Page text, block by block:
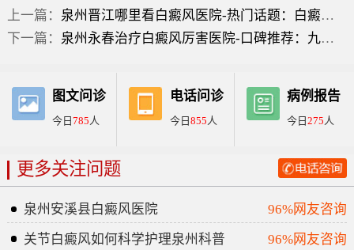
上一篇： 泉州晋江哪里看白癜风医院-热门话题：白癜风症状有哪些？
下一篇： 泉州永春治疗白癜风厉害医院-口碑推荐：九岁小孩脸上有白斑图片？
图文问诊
今日785人
电话问诊
今日 855人
病例报告
今日275人
更多关注问题
泉州安溪县白癜风医院
96%网友咨询
关节白癜风如何科学护理泉州科普
96%网友咨询